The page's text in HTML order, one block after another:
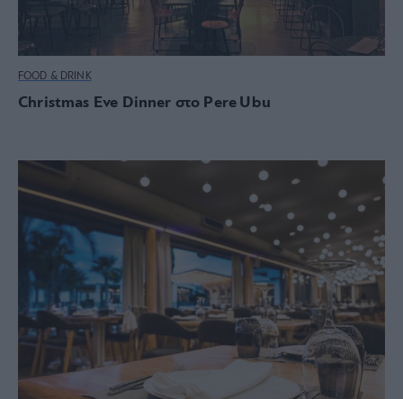
FOOD & DRINK
Christmas Eve Dinner στο Pere Ubu